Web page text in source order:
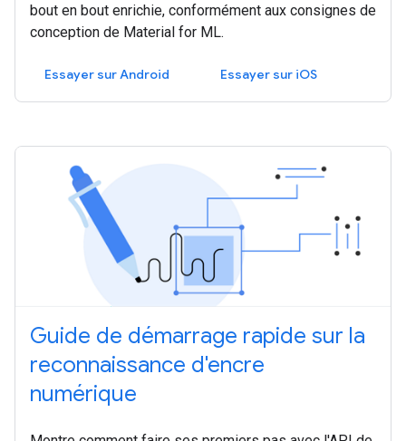
bout en bout enrichie, conformément aux consignes de
conception de Material for ML.
Essayer sur Android Essayer sur iOS
Guide de démarrage rapide sur la
reconnaissance d'encre
numérique